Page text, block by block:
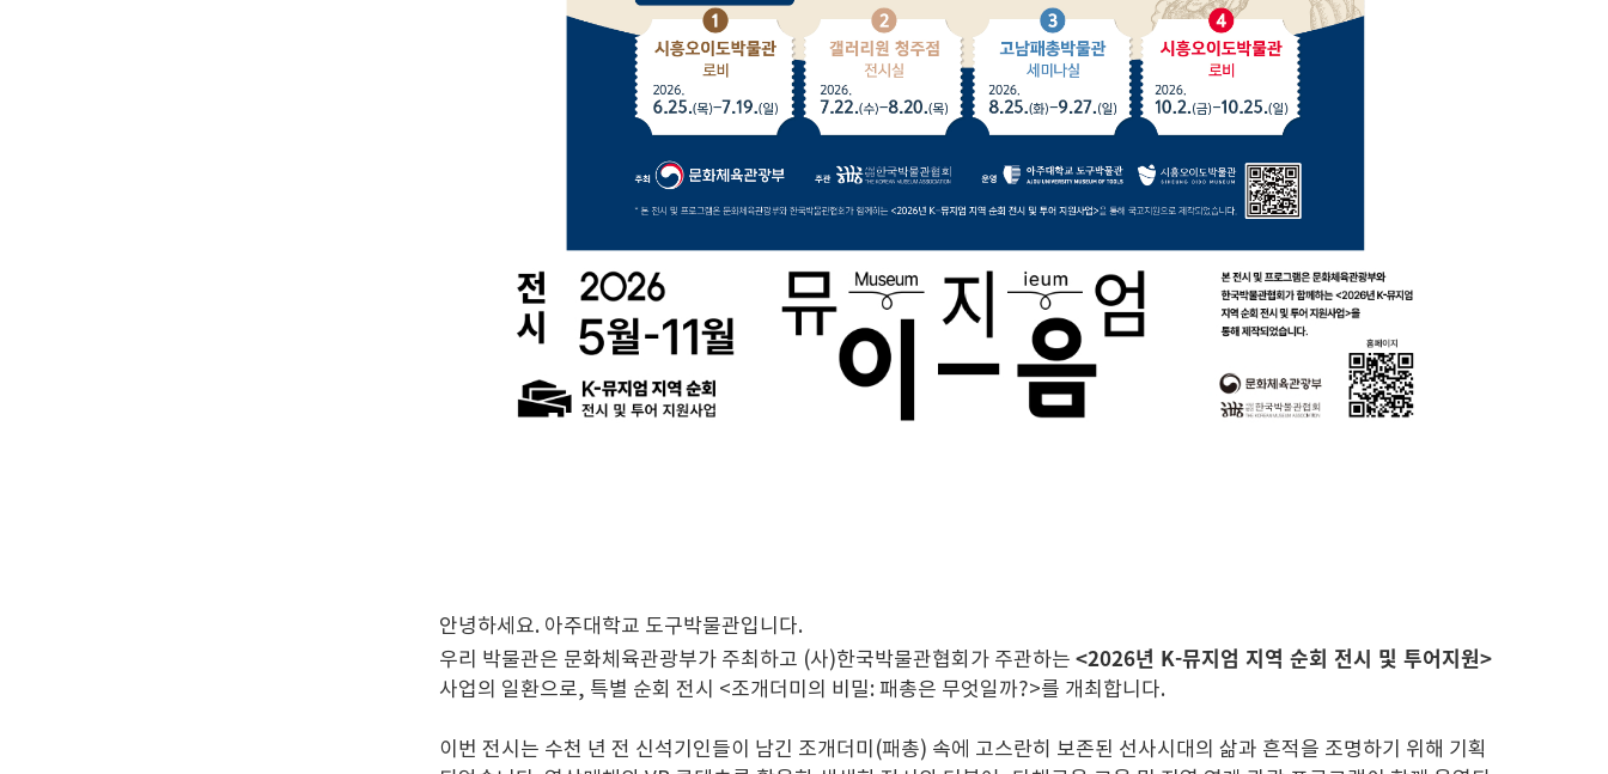
안녕하세요. 아주대학교 도구박물관입니다.
우리 박물관은 문화체육관광부가 주최하고 (사)한국박물관협회가 주관하는 <2026년 K-뮤지엄 지역 순회 전시 및 투어지원>
사업의 일환으로, 특별 순회 전시 <조개더미의 비밀: 패총은 무엇일까?>를 개최합니다.
이번 전시는 수천 년 전 신석기인들이 남긴 조개더미(패총) 속에 고스란히 보존된 선사시대의 삶과 흔적을 조명하기 위해 기획